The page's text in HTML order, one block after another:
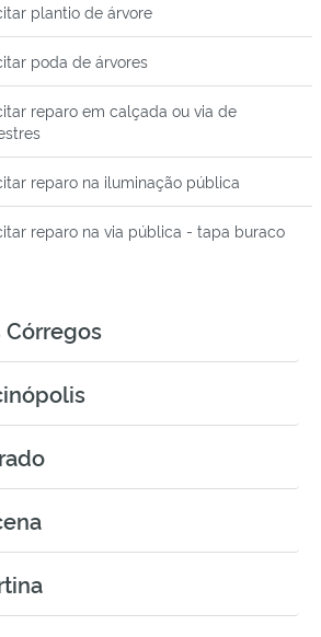
plantio de árvore
poda de árvores
reparo em calçada ou via de
reparo na iluminação pública
reparo na via pública - tapa buraco
Córregos